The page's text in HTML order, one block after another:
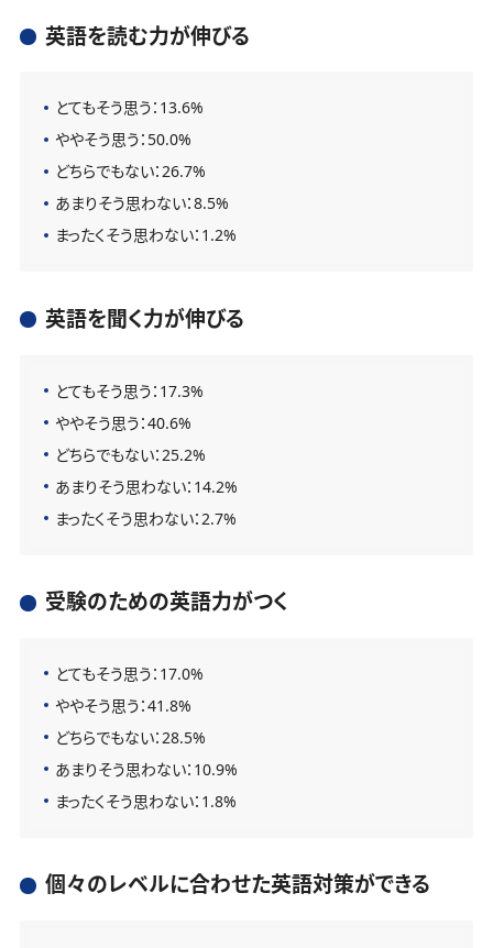
英語を読む力が伸びる
とてもそう思う：13.6%
ややそう思う：50.0%
どちらでもない：26.7%
あまりそう思わない：8.5%
まったくそう思わない：1.2%
英語を聞く力が伸びる
とてもそう思う：17.3%
ややそう思う：40.6%
どちらでもない：25.2%
あまりそう思わない：14.2%
まったくそう思わない：2.7%
受験のための英語力がつく
とてもそう思う：17.0%
ややそう思う：41.8%
どちらでもない：28.5%
あまりそう思わない：10.9%
まったくそう思わない：1.8%
個々のレベルに合わせた英語対策ができる